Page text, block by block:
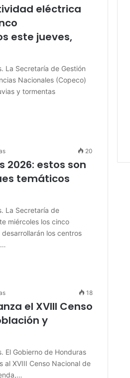
eléctrica
este jueves,
La Secretaría de Gestión
Nacionales (Copeco)
y tormentas
20
2026: estos son
temáticos
La Secretaría de
miércoles los cinco
los centros
18
el XVIII Censo
y
El Gobierno de Honduras
al XVIII Censo Nacional de